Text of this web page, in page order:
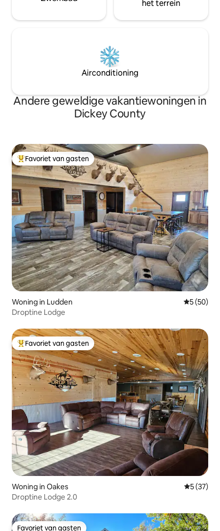
het terrein
Airconditioning
Andere geweldige vakantiewoningen in
Dickey County
Topfavoriet van gasten
Favoriet van gasten
Woning in Ludden
5 (50)
Droptine Lodge
Topfavoriet van gasten
Favoriet van gasten
Woning in Oakes
5 (37)
Droptine Lodge 2.0
Favoriet van gasten